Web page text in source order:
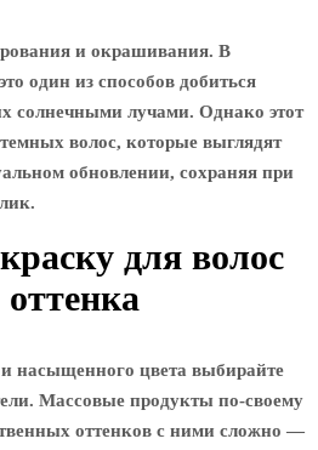
и окрашивания. В
один из способов добиться
солнечными лучами. Однако этот
волос, которые выглядят
обновлении, сохраняя при
для волос
насыщенного цвета выбирайте
Массовые продукты по-своему
оттенков с ними сложно —